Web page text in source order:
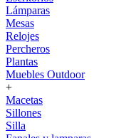
Lámparas
Mesas
Relojes
Percheros
Plantas
Muebles Outdoor
+
Macetas
Sillones
Silla